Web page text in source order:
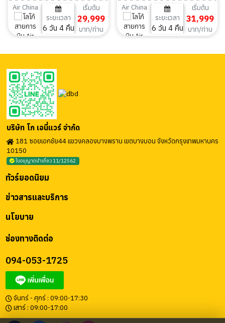
ฟรีเดย์ 6วัน 4คืน
Air China
ระยะเวลา
6 วัน 4 คืน
เริ่มต้น
29,999
บาท/ท่าน
พระราชวังต้องห้าม กำแพงเมืองจีน
6วัน 4คืน
Air China
ระยะเวลา
6 วัน 4 คืน
เริ่มต้น
31,999
บาท/ท่าน
บริษัท โก เอนี่แวร์ จำกัด
181 ซอยเอกชัย44 แขวงคลองบางพราน เขตบางบอน จังหวัดกรุงเทพมหานคร
10150
ใบอนุญาตนำเที่ยว 11/12562
ช่องทางติดต่อ
094-053-1725
จันทร์ - ศุกร์ : 09:00-17:30
เสาร์ : 09:00-17:00
นโยบาย
ข่าวสารและบริการ
ทัวร์ยอดนิยม